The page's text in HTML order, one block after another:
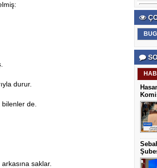
durur.
de.
saklar.